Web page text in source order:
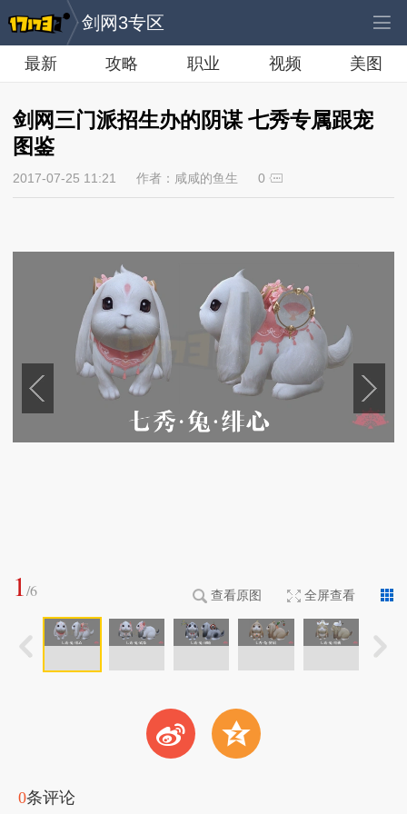
剑网3专区
最新 攻略 职业 视频 美图
剑网三门派招生办的阴谋 七秀专属跟宠
图鉴
2017-07-25 11:21 作者：咸咸的鱼生 0
1/6 查看原图 全屏查看
t z
0条评论